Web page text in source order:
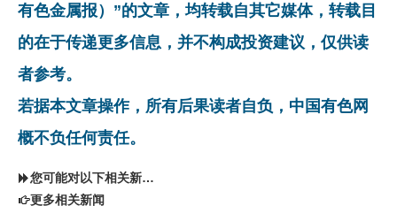
有色金属报）”的文章，均转载自其它媒体，转载目
的在于传递更多信息，并不构成投资建议，仅供读
者参考。
若据本文章操作，所有后果读者自负，中国有色网
概不负任何责任。
您可能对以下相关新闻同样感兴趣
更多相关新闻